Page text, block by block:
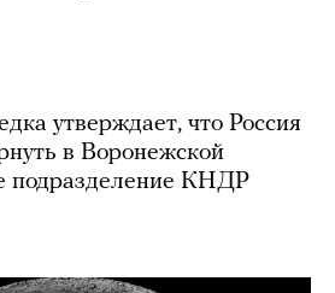
утверждает, что Россия
в Воронежской
подразделение КНДР